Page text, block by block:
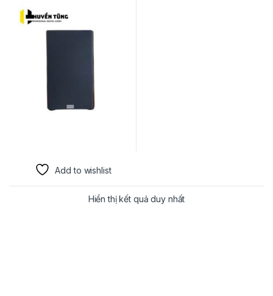
Add to wishlist
Hiển thị kết quả duy nhất